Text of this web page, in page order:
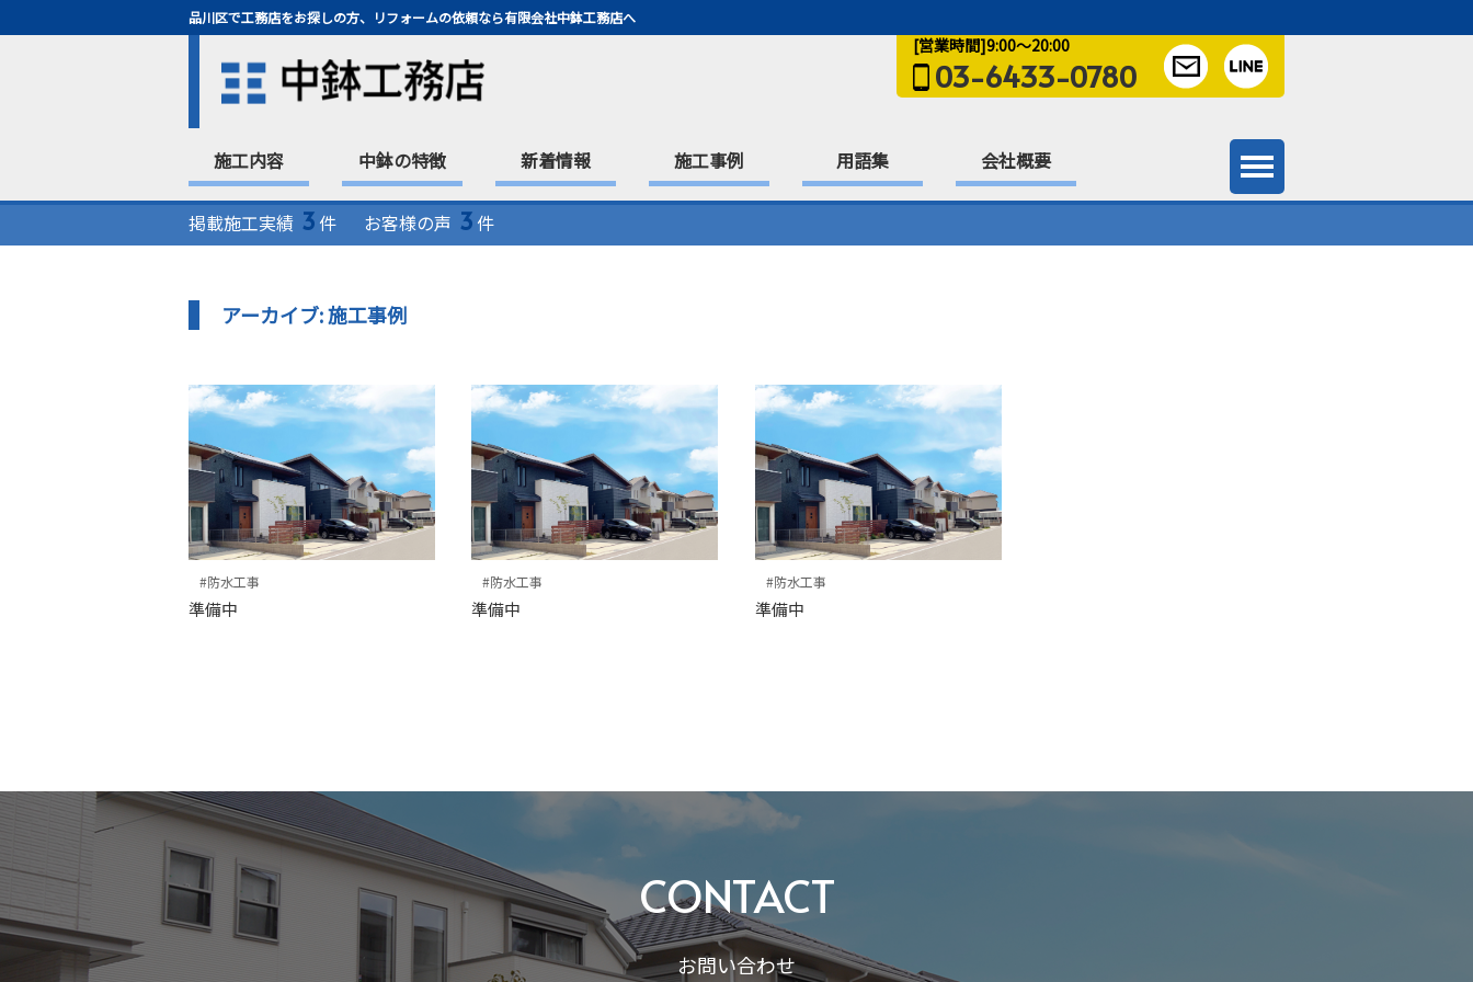
品川区で工務店をお探しの方、リフォームの依頼なら有限会社中鉢工務店へ
[営業時間]9:00～20:00
03-6433-0780
施工内容 中鉢の特徴 新着情報 施工事例 用語集 会社概要
掲載施工実績 3 件 お客様の声 3 件
アーカイブ:施工事例
#防水工事
準備中
#防水工事
準備中
#防水工事
準備中
CONTACT
お問い合わせ